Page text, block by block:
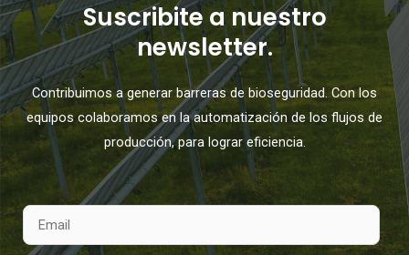
Suscribite a nuestro
newsletter.
Contribuimos a generar barreras de bioseguridad. Con los
equipos colaboramos en la automatización de los flujos de
producción, para lograr eficiencia.
E
m